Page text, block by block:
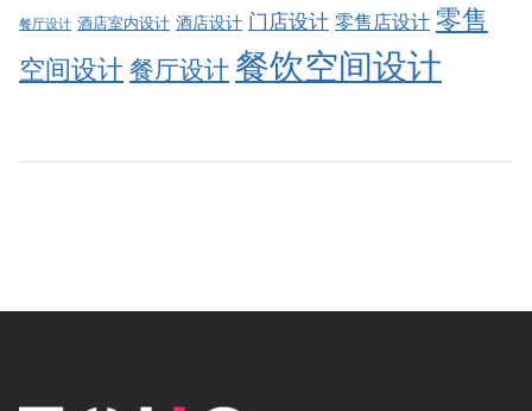
餐厅设计 酒店室内设计 酒店设计 门店设计 零售店设计 零售
空间设计餐厅设计 餐饮空间设计